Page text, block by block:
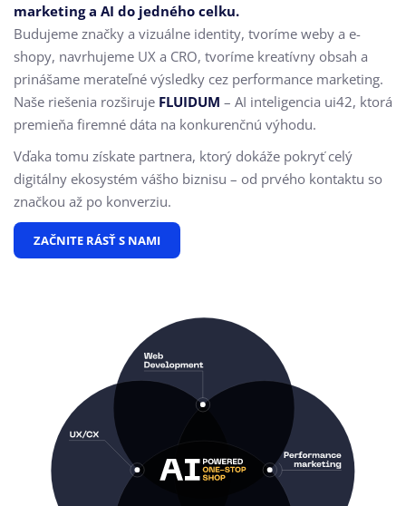
marketing a AI do jedného celku.
Budujeme značky a vizuálne identity, tvoríme weby a e-
shopy, navrhujeme UX a CRO, tvoríme kreatívny obsah a
prinášame merateľné výsledky cez performance marketing.
Naše riešenia rozširuje FLUIDUM – AI inteligencia ui42, ktorá
premieňa firemné dáta na konkurenčnú výhodu.
Vďaka tomu získate partnera, ktorý dokáže pokryť celý
digitálny ekosystém vášho biznisu – od prvého kontaktu so
značkou až po konverziu.
ZAČNITE RÁSŤ S NAMI